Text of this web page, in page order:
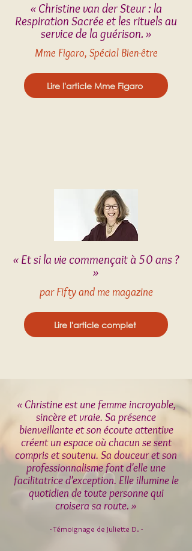
« Christine van der Steur : la
Respiration Sacrée et les rituels au
service de la guérison. »
Mme Figaro, Spécial Bien-être
Lire l'article Mme Figaro
« Et si la vie commençait à 50 ans ?
»
par Fifty and me magazine
Lire l'article complet
« Christine est une femme incroyable,
sincère et vraie. Sa présence
bienveillante et son écoute attentive
créent un espace où chacun se sent
compris et soutenu. Sa douceur et son
professionnalisme font d'elle une
facilitatrice d'exception. Elle illumine le
quotidien de toute personne qui
croisera sa route. »
- Témoignage de Juliette D. -